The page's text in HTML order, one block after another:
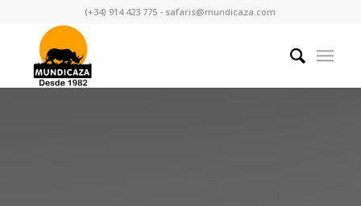
(+34) 914 423 775 - safaris@mundicaza.com